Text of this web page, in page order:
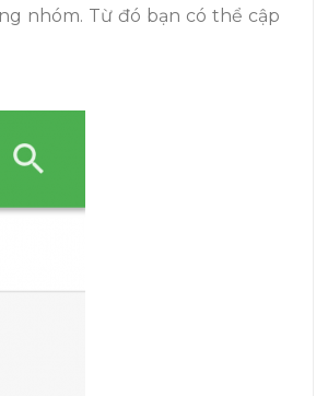
nhóm. Từ đó bạn có thể cập